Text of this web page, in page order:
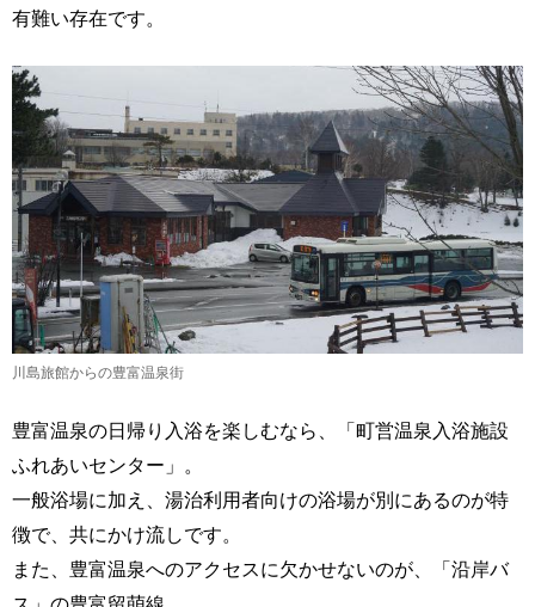
有難い存在です。
川島旅館からの豊富温泉街
豊富温泉の日帰り入浴を楽しむなら、「町営温泉入浴施設
ふれあいセンター」。
一般浴場に加え、湯治利用者向けの浴場が別にあるのが特
徴で、共にかけ流しです。
また、豊富温泉へのアクセスに欠かせないのが、「沿岸バ